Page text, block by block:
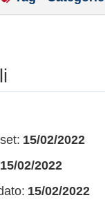
15/02/2022
15/02/2022
15/02/2022